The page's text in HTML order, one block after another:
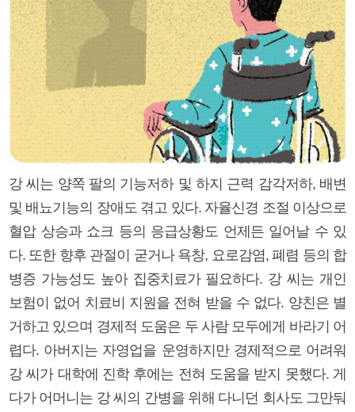
강 씨는 양쪽 팔의 기능저하 및 하지 근력 감각저하, 배변
및 배뇨기능의 장애도 겪고 있다. 자율신경 조절 이상으로
혈압 상승과 쇼크 등의 응급상황도 언제든 일어날 수 있
다. 또한 향후 관절이 굳거나 욕창, 요로감염, 폐렴 등의 합
병증 가능성도 높아 집중치료가 필요하다. 강 씨는 개인
보험이 없어 치료비 지원을 전혀 받을 수 없다. 양친은 별
거하고 있으며 경제적 도움은 두 사람 모두에게 바라기 어
렵다. 아버지는 자영업을 운영하지만 경제적으로 어려워
강 씨가 대학에 진학 후에는 전혀 도움을 받지 못했다. 게
다가 어머니는 강 씨의 간병을 위해 다니던 회사도 그만둬